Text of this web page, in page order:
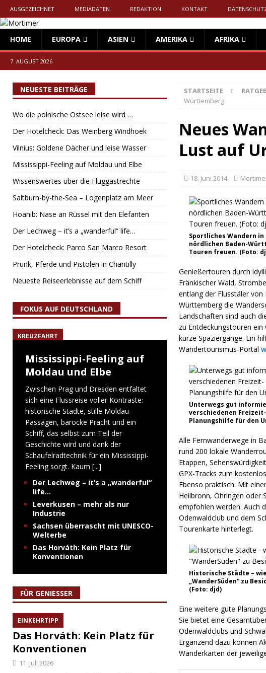
AUSGEZEICHNET MEDIADATEN REDAKTION KONTAKT
HOME EUROPA ASIEN AMERIKA AFRIKA
7. AUGUST 2026
STARTSEITE
Württemberg
Neues
Lust auf
18. Juni 2014
Sportliches Wandern
nördlichen Baden-
Touren freuen. (Foto:
Genießertouren durch
Fränkischer Wald,
entlang der Flusstäler von
Württemberg die
Landschaften sind auch
zu Entdeckungstouren
kurze Spaziergänge. Ein
Wandertourismus-Portal
Unterwegs gut
verschiedenen
Planungshilfe für den
Alle Fernwanderwege in
rund 200 lokale
Etappen,
GPX-Tracks zum
Ebenso praktisch: Mit
Heilbronn, Öhringen oder
empfohlen werden. Auch
Odenwaldclub und dem
Tourenkarte hinterlegt.
Historische Städte –
„WanderSüden“ zu
(Foto: djd)
Eine weitere gute
Sie bietet eine
Odenwaldclubs und
Ergänzend dazu können
Wanderkarten der
NEUESTE BEITRÄGE
Wo die polnische Ostsee leise wird …
Der Hotelcheck: Das Weinberg Windhoek
Vilnius: Goldene Dächer und leise Wasser
Mississippi-Feeling auf Moldau und Elbe
Wissenswertes über die Fluggastrechte
Saltburn-by-the-Sea – Logenplatz am Meer
Hoanib: Nase an Rüssel mit den Elefanten
Der Lechweg – it’s a „wanderful“ life…
Der Hotelcheck: Parco San Marco Resort
Prunk, Pferde und Pistolen in Chantilly
Neueste Reiseerlebnisse auf dem Schiff
FOKUS AUF DEUTSCHLAND
KREUZFAHRT
Mississippi-Feeling auf
Moldau und Elbe
Zwischen Prag und Dresden entfaltet
sich eine Flussreise voller Kontraste:
historische Städte, stille Moldau-
Passagen, barocke Pracht und ein
Schiff, das selbst zum Teil der
Geschichte wird und dank der
Schaufelradtechnik für ein Mississippi-
Feeling sorgt. Kaum [...]
Der Lechweg – it’s a „wanderful“
life…
Leverkusen – mehr als nur
Industrie
Sachsen überrascht mit UNESCO-
Welterbe
Das Horváth: Kein Platz für
Konventionen
FÜR GENIESSER
EINKEHRTIPP
Das Horváth: Kein Platz für
Konventionen
11. Juli 2026